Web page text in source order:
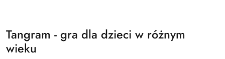
Tangram - gra dla dzieci w różnym
wieku